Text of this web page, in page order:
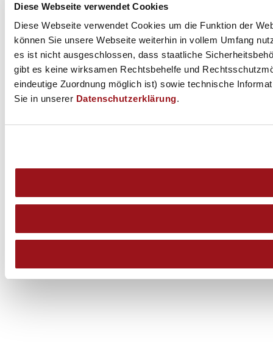
Diese Webseite verwendet Cookies
Diese Webseite verwendet Cookies um die Funktion der
können Sie unsere Webseite weiterhin in vollem Umfang
es ist nicht ausgeschlossen, dass staatliche
gibt es keine wirksamen Rechtsbehelfe und
eindeutige Zuordnung möglich ist) sowie technische
Sie in unserer Datenschutzerklärung.